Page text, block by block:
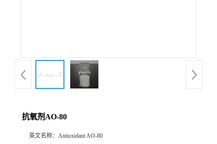
抗氧剂AO-80
英文名称： Antioxidant AO-80